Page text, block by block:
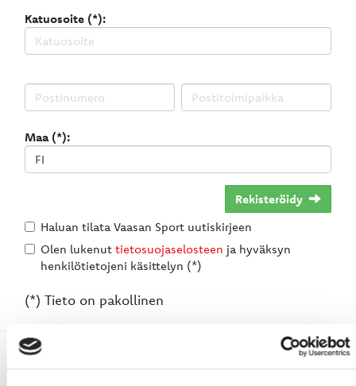
Katuosoite (*):
Maa (*):
Rekisteröidy
Haluan tilata Vaasan Sport uutiskirjeen
Olen lukenut tietosuojaselosteen ja hyväksyn
henkilötietojeni käsittelyn (*)
(*) Tieto on pakollinen